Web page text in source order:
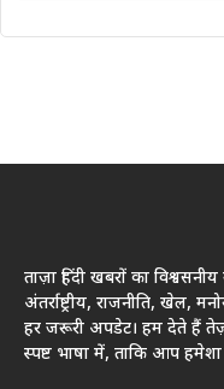
ताज़ा हिंदी खबरों का
अंतर्राष्ट्रीय, राजनीति, खेल,
हर जरूरी अपडेट। हम देते हैं
स्पष्ट भाषा में, ताकि आप